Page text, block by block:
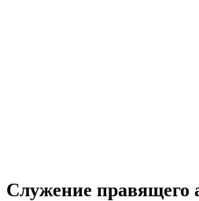
Служение правящего